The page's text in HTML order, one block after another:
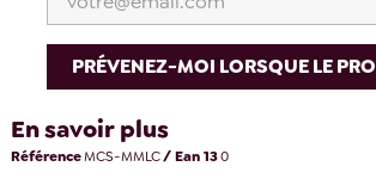
PRÉVENEZ-MOI LORSQUE LE
En savoir plus
RéférenceMCS-MMLC/ Ean 130